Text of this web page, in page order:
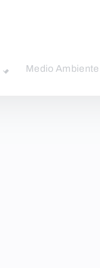
Medio Ambiente